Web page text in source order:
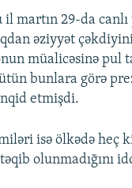
martın 29-da canlı
əziyyət
müalicəsinə pul
bunlara görə
etmişdi.
isə ölkədə heç
olunmadığını